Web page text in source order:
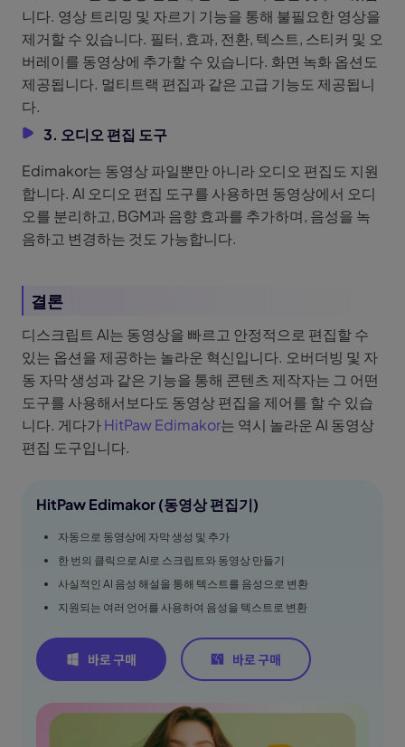
니다. 영상 트리밍 및 자르기 기능을 통해 불필요한 영상을
제거할 수 있습니다. 필터, 효과, 전환, 텍스트, 스티커 및 오
버레이를 동영상에 추가할 수 있습니다. 화면 녹화 옵션도
제공됩니다. 멀티트랙 편집과 같은 고급 기능도 제공됩니
다.
3. 오디오 편집 도구
Edimakor는 동영상 파일뿐만 아니라 오디오 편집도 지원
합니다. AI 오디오 편집 도구를 사용하면 동영상에서 오디
오를 분리하고, BGM과 음향 효과를 추가하며, 음성을 녹
음하고 변경하는 것도 가능합니다.
결론
디스크립트 AI는 동영상을 빠르고 안정적으로 편집할 수
있는 옵션을 제공하는 놀라운 혁신입니다. 오버더빙 및 자
동 자막 생성과 같은 기능을 통해 콘텐츠 제작자는 그 어떤
도구를 사용해서보다도 동영상 편집을 제어를 할 수 있습
니다. 게다가HitPaw Edimakor는 역시 놀라운 AI 동영상
편집 도구입니다.
HitPaw Edimakor (동영상 편집기)
자동으로 동영상에 자막 생성 및 추가
한 번의 클릭으로 AI로 스크립트와 동영상 만들기
사실적인 AI 음성 해설을 통해 텍스트를 음성으로 변환
지원되는 여러 언어를 사용하여 음성을 텍스트로 변환